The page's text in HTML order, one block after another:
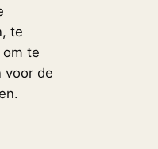
te
te
voor de